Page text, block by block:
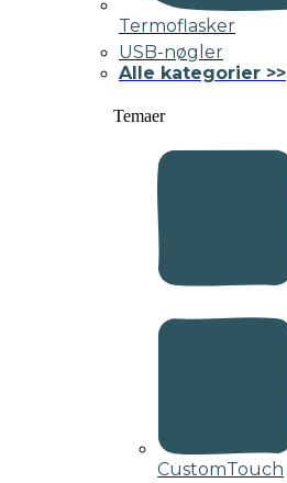
Termoflasker
USB-nøgler
Alle kategorier >>
Temaer
CustomTouch